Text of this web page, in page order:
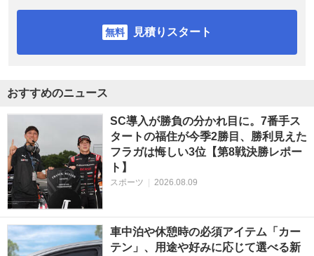
見積りスタート
おすすめのニュース
SC導入が勝負の分かれ目に。7番手ス
タートの福住が今季2勝目、勝利見えた
フラガは悔しい3位【第8戦決勝レポー
ト】
スポーツ 2026.08.09
車中泊や休憩時の必須アイテム「カー
テン」、用途や好みに応じて選べる新